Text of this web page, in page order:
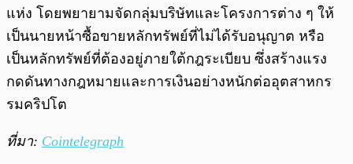
แห่ง โดยพยายามจัดกลุ่มบริษัทและโครงการต่าง ๆ ให้
เป็นนายหน้าซื้อขายหลักทรัพย์ที่ไม่ได้รับอนุญาต หรือ
เป็นหลักทรัพย์ที่ต้องอยู่ภายใต้กฎระเบียบ ซึ่งสร้างแรง
กดดันทางกฎหมายและการเงินอย่างหนักต่ออุตสาหกร
รมคริปโต
ที่มา: Cointelegraph